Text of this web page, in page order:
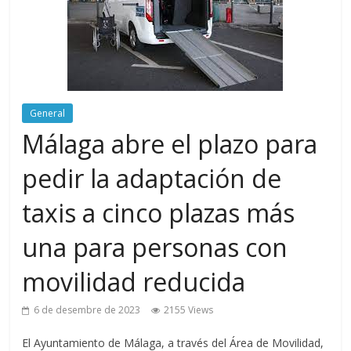
General
Málaga abre el plazo para
pedir la adaptación de
taxis a cinco plazas más
una para personas con
movilidad reducida
6 de desembre de 2023 2155 Views
El Ayuntamiento de Málaga, a través del Área de Movilidad,